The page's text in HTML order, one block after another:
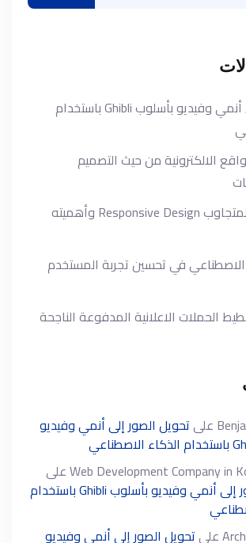
تحويل الصور إلى أنمي وفيديو بأسلوب Ghibli باستخدام
الالكترونية من حيث التصميم
ماهو التصميم المتجاوب Responsive Design وأهميته
الاصطناعي في تحسين تجربة المستخدم
الحملات الاعلانية المدفوعة الناجحة
علىتحويل الصور إلى أنمي وفيديو
Web Development Company inعلى
تحويل الصور إلى أنمي وفيديو بأسلوب Ghibli باستخدام
علىتحويل الصور إلى أنمي وفيديو